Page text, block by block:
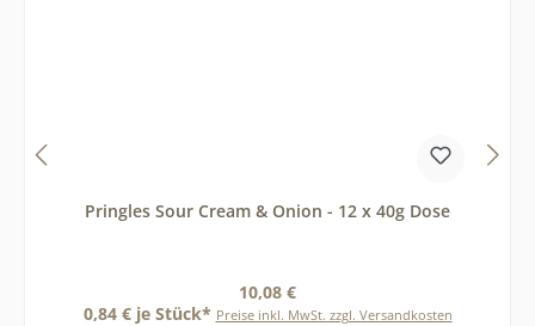
Pringles Sour Cream & Onion - 12 x 40g Dose
Regulärer Preis:
10,08 €
0,84 € je Stück* Preise inkl. MwSt. zzgl. Versandkosten